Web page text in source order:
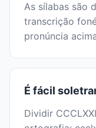
As sílabas são
transcrição
pronúncia
É fácil
Dividir